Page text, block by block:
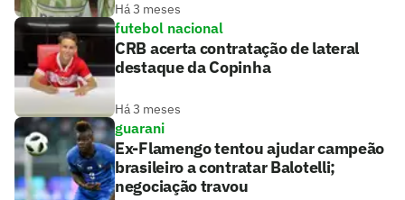
Há 3 meses
futebol nacional
CRB acerta contratação de lateral
destaque da Copinha
Há 3 meses
guarani
Ex-Flamengo tentou ajudar campeão
brasileiro a contratar Balotelli;
negociação travou